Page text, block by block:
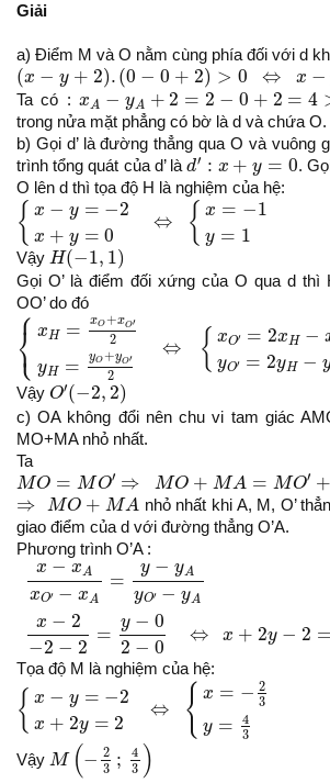
Giải
a) Điểm M và O nằm cùng phía đối với d
(x − y + 2).(0 − 0 + 2) > 0 ⇔ x −
(x− +2 ). 0− 0+ >0 ⇔ x−y+ 2>
Ta có :xA − yA + 2 = 2 − 0 + 2 = 4
x − yA+ = 2−0+2 >
trong nửa mặt phẳng có bờ là d và chứa O.
b) Gọi d’ là đường thẳng qua O và vuông
trình tổng quát của d’ là d′ : x + y = 0
d′:x+ y= 0
.
O lên d thì tọa độ H là nghiệm của hệ:
{ x − y = −2
x + y = 0
⇔ { x = −1
y = 1
{x −y=−2x +y=0 ⇔ {x =−1y=1
Vậy H(−1, 1)
H(− , )
Gọi O’ là điểm đối xứng của O qua d thì
OO’ do đó
⎧
⎨
⎩ xH = xO+xO′
2
yH = yO+yO′
2
⇔ { xO′ = 2xH −
yO′ = 2yH −
{xH =x O+xO′2y
Vậy O′(−2, 2)
O′(− 2, 2)
c) OA không đổi nên chu vi tam giác
MO+MA nhỏ nhất.
Ta
MO = MO′ ⇒ MO + MA = MO′ +
MO= O ⇒M O MA=M O ′+MA AO′
⇒ MO + MA
⇒M O+MA
nhỏ nhất khi A, M, O’
giao điểm của d với đường thẳng O’A.
Phương trình O’A :
x − xA
xO′ − xA
=
y − yA
yO′ − yA
x − 2
−2 − 2
=
y − 0
2 − 0
⇔ x + 2y − 2 =
x −xAxO′−xA= y − yO
Tọa độ M là nghiệm của hệ:
{ x − y = −2
x + 2y = 2
⇔ { x = − 2
3
y =
4
3
{ x−y=−2 x+ 2y=2⇔{x=−2 3
Vậy M (− 2
3 ;
4
3 )
−2 ;4